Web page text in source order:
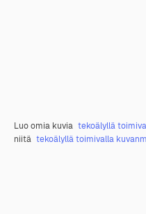
Luo omia kuvia tekoälyllä
niitä tekoälyllä toimivalla